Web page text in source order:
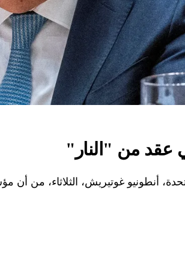
عقد من "النار"
غوتيريش، الثلاثاء، من أن مؤشرات تغير